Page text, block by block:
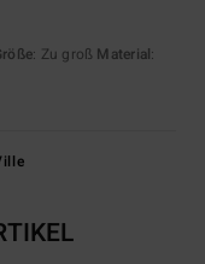
: Zu groß Material: